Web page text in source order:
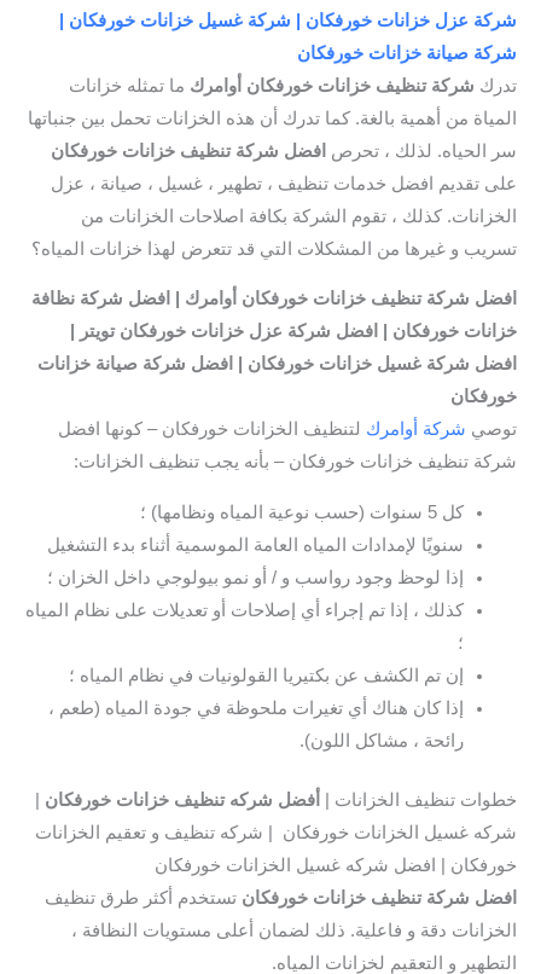
شركة عزل خزانات خورفكان | شركة غسيل خزانات خورفكان |
شركة صيانة خزانات خورفكان
تدرك شركة تنظيف خزانات خورفكان أوامرك ما تمثله خزانات
المياة من أهمية بالغة. كما تدرك أن هذه الخزانات تحمل بين جنباتها
سر الحياه. لذلك ، تحرص افضل شركة تنظيف خزانات خورفكان
على تقديم افضل خدمات تنظيف ، تطهير ، غسيل ، صيانة ، عزل
الخزانات. كذلك ، تقوم الشركة بكافة اصلاحات الخزانات من
تسريب و غيرها من المشكلات التي قد تتعرض لهذا خزانات المياه؟
افضل شركة تنظيف خزانات خورفكان أوامرك | افضل شركة نظافة
خزانات خورفكان | افضل شركة عزل خزانات خورفكان تويتر
افضل شركة غسيل خزانات خورفكان | افضل شركة صيانة خزانات
خورفكان
توصي شركة أوامرك لتنظيف الخزانات خورفكان – كونها افضل
شركة تنظيف خزانات خورفكان – بأنه يجب تنظيف الخزانات:
كل 5 سنوات (حسب نوعية المياه ونظامها) ؛
سنويًا لإمدادات المياه العامة الموسمية أثناء بدء التشغيل
إذا لوحظ وجود رواسب و / أو نمو بيولوجي داخل الخزان ؛
كذلك ، إذا تم إجراء أي إصلاحات أو تعديلات على نظام المياه
؛
إن تم الكشف عن بكتيريا القولونيات في نظام المياه ؛
إذا كان هناك أي تغيرات ملحوظة في جودة المياه (طعم ،
رائحة ، مشاكل اللون).
خطوات تنظيف الخزانات | أفضل شركه تنظيف خزانات خورفكان
شركه غسيل الخزانات خورفكان | شركه تنظيف و تعقيم الخزانات
خورفكان | افضل شركه غسيل الخزانات خورفكان
افضل شركة تنظيف خزانات خورفكان تستخدم أكثر طرق تنظيف
الخزانات دقة و فاعلية. ذلك لضمان أعلى مستويات النظافة ،
التطهير و التعقيم لخزانات المياه.